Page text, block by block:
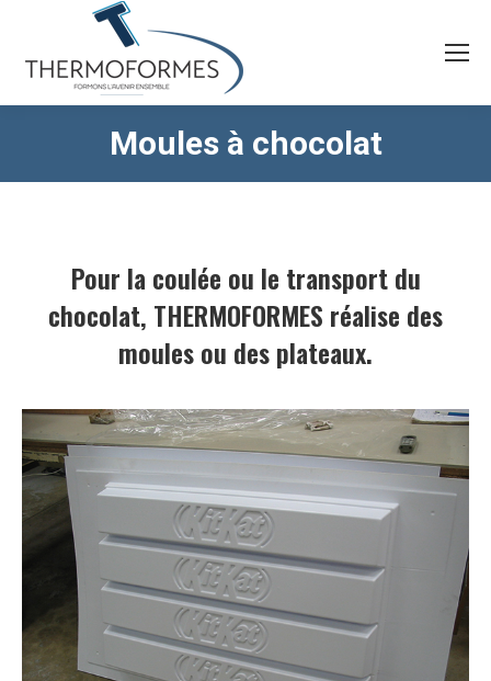
Moules à chocolat
Vous êtes ici :
Pour la coulée ou le transport du
chocolat, THERMOFORMES réalise des
moules ou des plateaux.